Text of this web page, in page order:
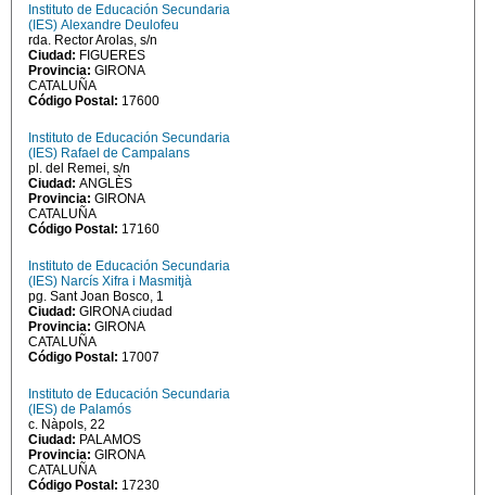
Instituto de Educación Secundaria
(IES) Alexandre Deulofeu
rda. Rector Arolas, s/n
Ciudad: FIGUERES
Provincia: GIRONA
CATALUÑA
Código Postal: 17600
Instituto de Educación Secundaria
(IES) Rafael de Campalans
pl. del Remei, s/n
Ciudad: ANGLÈS
Provincia: GIRONA
CATALUÑA
Código Postal: 17160
Instituto de Educación Secundaria
(IES) Narcís Xifra i Masmitjà
pg. Sant Joan Bosco, 1
Ciudad: GIRONA ciudad
Provincia: GIRONA
CATALUÑA
Código Postal: 17007
Instituto de Educación Secundaria
(IES) de Palamós
c. Nàpols, 22
Ciudad: PALAMOS
Provincia: GIRONA
CATALUÑA
Código Postal: 17230